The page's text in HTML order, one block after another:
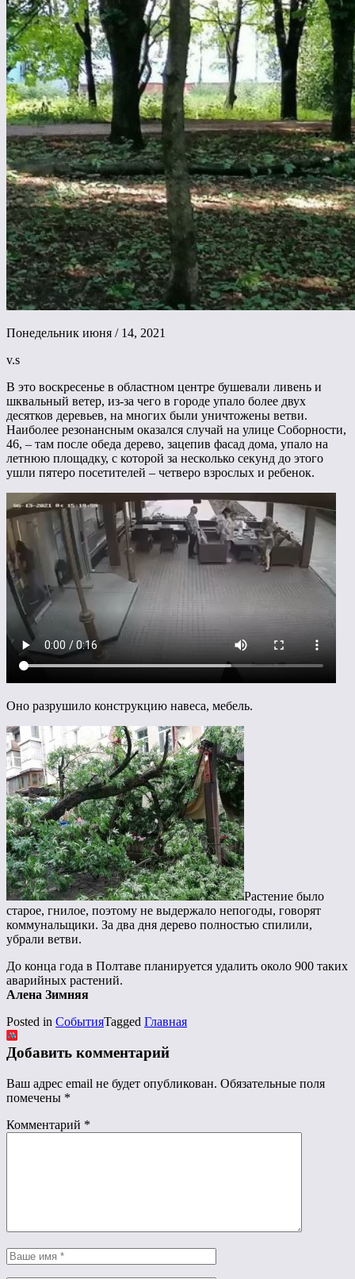
Понедельник июня / 14, 2021
v.s
В это воскресенье в областном центре бушевали ливень и
шквальный ветер, из-за чего в городе упало более двух
десятков деревьев, на многих были уничтожены ветви.
Наиболее резонансным оказался случай на улице Соборности,
46, – там после обеда дерево, зацепив фасад дома, упало на
летнюю площадку, с которой за несколько секунд до этого
ушли пятеро посетителей – четверо взрослых и ребенок.
Оно разрушило конструкцию навеса, мебель.
Растение было
старое, гнилое, поэтому не выдержало непогоды, говорят
коммунальщики. За два дня дерево полностью спилили,
убрали ветви.
До конца года в Полтаве планируется удалить около 900 таких
аварийных растений.
Алена Зимняя
Posted in СобытияTagged Главная
Добавить комментарий
Ваш адрес email не будет опубликован. Обязательные поля
помечены *
Комментарий *